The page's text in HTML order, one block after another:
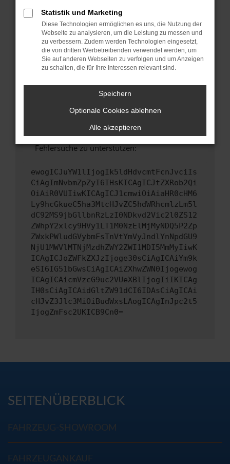
Stelle sicher, dass dein Browser und dein
Betriebssystem auf dem neuesten Stand
sind.
Veraltete Software birgt nicht nur ein
Sicherheitsrisiko, sondern kann auch dazu
führen, dass bestimmte Funktionen nicht mehr
Wende dich an den Webseitenbetreiber.
hast, kontaktiere uns bitte. Wir werden
versuchen, das Problem zu beheben. Du kannst
uns diesen Text schicken, um uns bei der
Fehlersuche zu unterstützen:
ewogICJuYW1lIjogIk5ldHdvcmtFcnJvciIs
CiAgImNvbmZpZyI6IHsKICAgICJtZXRob2Qi
OiAiR0VUIiwKICAgICJ1cmwiOiAiaHR0cHM6
Ly9hcGkueC5ha3MtcHJvZC5hdWRhcmlzLm5l
dC92MS9jbGllbnRzLzI0NDkvd2Vic2l0ZS12
ZWhpY2xlcy9HVy1LT1M0NzElMjMyNDQ5P2Zp
ZWxkPWludGVybmFsTnVtYmVyJndlYnNpdGU9
NjU1MWVlMTNjMzdhZWY2ZWI1MDI5MmMyIiwK
ICAgICJoZWFkZXJzIjoge30sCiAgICAiYm9k
eSI6IG51bGwsCiAgICAiZXhwZWN0Ijogewog
ICAgICAicmVzcG9uc2VUeXBlIjogIiIKICAg
IH0sCiAgICAidGltZW91dCI6IDAsCiAgICAi
cHJvZ3Jlc3MiOiBudWxsLAogICAgInJpc2t5
IjogZmFsc2UKICB9Cn0=
SEITENÜBERBLICK
FAHRZEUG-SHOWROOM
FAHRZEUGANKAUF
Statistik und Marketing
Diese Technologien ermöglichen es uns, die Nutzung der
Webseite zu analysieren, um die Leistung zu messen und
zu verbessern. Zudem werden Technologien eingesetzt,
die von dritten Werbetreibenden verwendet werden, um
Sie auf anderen Webseiten zu verfolgen und um Anzeigen
zu schalten, die für Ihre Interessen relevant sind.
Speichern
Optionale Cookies ablehnen
Alle akzeptieren